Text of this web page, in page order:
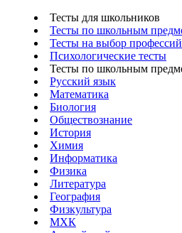
Тесты для школьников
Тесты по школьным
Тесты на выбор профессий
Психологические тесты
Тесты по школьным
Русский язык
Математика
Биология
Обществознание
История
Химия
Информатика
Физика
Литература
География
Физкультура
МХК